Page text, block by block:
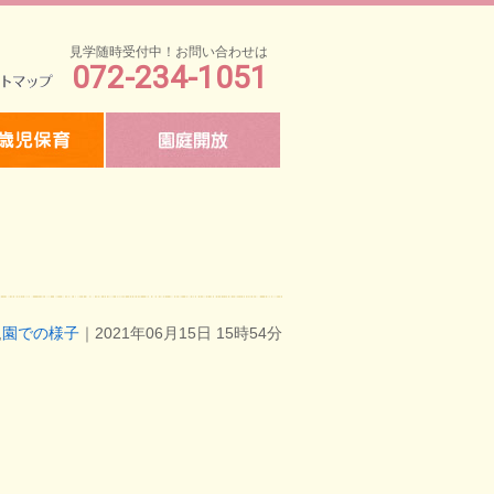
見学随時受付中！お問い合わせは
072-234-1051
園での様子 ｜2021年06月15日 15時54分